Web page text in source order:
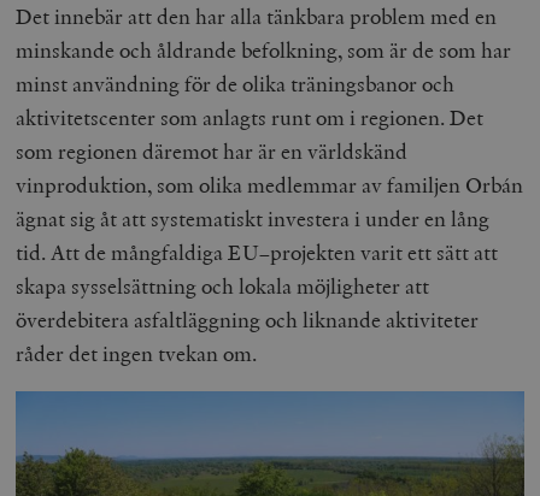
Det innebär att den har alla tänkbara problem med en
minskande och åldrande befolkning, som är de som har
minst användning för de olika träningsbanor och
aktivitetscenter som anlagts runt om i regionen. Det
som regionen däremot har är en världskänd
vinproduktion, som olika medlemmar av familjen Orbán
ägnat sig åt att systematiskt investera i under en lång
tid. Att de mångfaldiga EU–projekten varit ett sätt att
skapa sysselsättning och lokala möjligheter att
överdebitera asfaltläggning och liknande aktiviteter
råder det ingen tvekan om.